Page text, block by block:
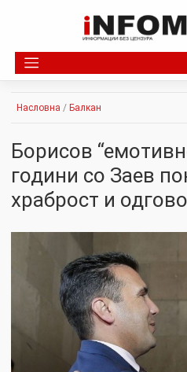
Насловна / Балкан
Борисов
години со Заев
храброст и